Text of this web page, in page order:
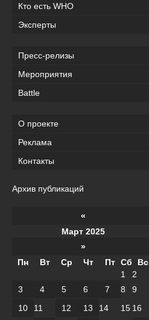
Кто есть WHO
Эксперты
Пресс-релизы
Мероприятия
Battle
О проекте
Реклама
Контакты
Архив публикаций
«
Март 2025
»
Пн
Вт Ср Чт Пт Сб
Вс
1
2
3
4 5 6 7 8
9
10
11 12 13 14 15 16